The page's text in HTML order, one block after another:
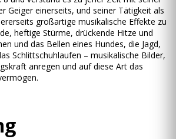
Geiger einerseits, und seiner Tätigkeit als
großartige musikalische Effekte zu
heftige Stürme, drückende Hitze und
und das Bellen eines Hundes, die Jagd,
Schlittschuhlaufen – musikalische Bilder,
anregen und auf diese Art das